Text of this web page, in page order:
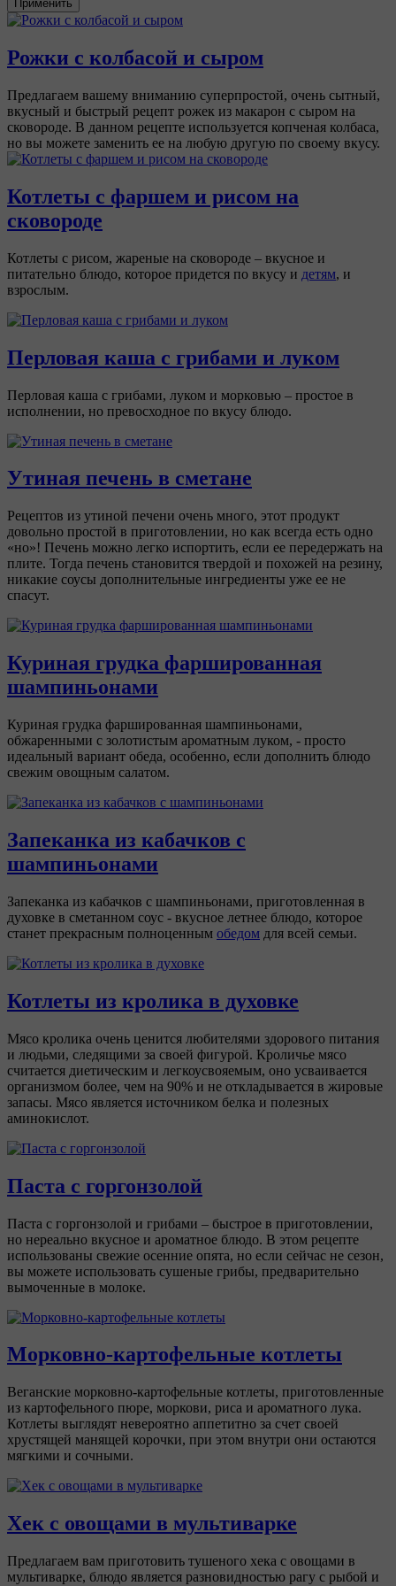
Применить
Рожки с колбасой и сыром
Предлагаем вашему вниманию суперпростой, очень сытный,
вкусный и быстрый рецепт рожек из макарон с сыром на
сковороде. В данном рецепте используется копченая колбаса,
но вы можете заменить ее на любую другую по своему вкусу.
Котлеты с фаршем и рисом на
сковороде
Котлеты с рисом, жареные на сковороде – вкусное и
питательно блюдо, которое придется по вкусу и детям, и
взрослым.
Перловая каша с грибами и луком
Перловая каша с грибами, луком и морковью – простое в
исполнении, но превосходное по вкусу блюдо.
Утиная печень в сметане
Рецептов из утиной печени очень много, этот продукт
довольно простой в приготовлении, но как всегда есть одно
«но»! Печень можно легко испортить, если ее передержать на
плите. Тогда печень становится твердой и похожей на резину,
никакие соусы дополнительные ингредиенты уже ее не
спасут.
Куриная грудка фаршированная
шампиньонами
Куриная грудка фаршированная шампиньонами,
обжаренными с золотистым ароматным луком, - просто
идеальный вариант обеда, особенно, если дополнить блюдо
свежим овощным салатом.
Запеканка из кабачков с
шампиньонами
Запеканка из кабачков с шампиньонами, приготовленная в
духовке в сметанном соус - вкусное летнее блюдо, которое
станет прекрасным полноценным обедом для всей семьи.
Котлеты из кролика в духовке
Мясо кролика очень ценится любителями здорового питания
и людьми, следящими за своей фигурой. Кроличье мясо
считается диетическим и легкоусвояемым, оно усваивается
организмом более, чем на 90% и не откладывается в жировые
запасы. Мясо является источником белка и полезных
аминокислот.
Паста с горгонзолой
Паста с горгонзолой и грибами – быстрое в приготовлении,
но нереально вкусное и ароматное блюдо. В этом рецепте
использованы свежие осенние опята, но если сейчас не сезон,
вы можете использовать сушеные грибы, предварительно
вымоченные в молоке.
Морковно-картофельные котлеты
Веганские морковно-картофельные котлеты, приготовленные
из картофельного пюре, моркови, риса и ароматного лука.
Котлеты выглядят невероятно аппетитно за счет своей
хрустящей манящей корочки, при этом внутри они остаются
мягкими и сочными.
Хек с овощами в мультиварке
Предлагаем вам приготовить тушеного хека с овощами в
мультиварке, блюдо является разновидностью рагу с рыбой и